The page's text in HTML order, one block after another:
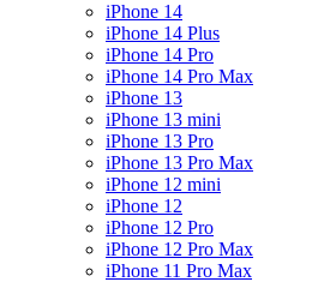
iPhone 14
iPhone 14 Plus
iPhone 14 Pro
iPhone 14 Pro Max
iPhone 13
iPhone 13 mini
iPhone 13 Pro
iPhone 13 Pro Max
iPhone 12 mini
iPhone 12
iPhone 12 Pro
iPhone 12 Pro Max
iPhone 11 Pro Max